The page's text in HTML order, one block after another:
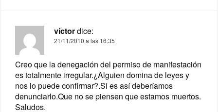
víctordice:
21/11/2010 a las 16:35
Creo que la denegación del permiso de manifestación
es totalmente irregular.¿Alguien domina de leyes y
nos lo puede confirmar?.Si es así deberíamos
denunciarlo.Que no se piensen que estamos muertos.
Saludos.